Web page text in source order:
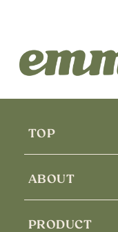
TOP
ABOUT
PRODUCT